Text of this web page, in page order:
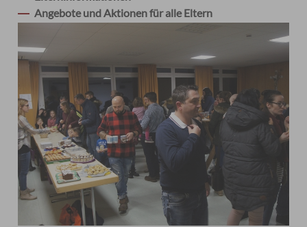
Angebote und Aktionen für alle Eltern